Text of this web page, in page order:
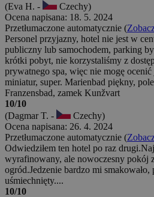
(Eva H. -
Czechy)
Ocena napisana: 18. 5. 2024
Przetłumaczone automatycznie (
Personel przyjazny, hotel nie jest w
publiczny lub samochodem, parking
krótki pobyt, nie korzystaliśmy z
prywatnego spa, więc nie mogę
miniatur, super. Marienbad piękny,
Franzensbad, zamek Kunžvart
10/10
(Dagmar T. -
Czechy)
Ocena napisana: 26. 4. 2024
Przetłumaczone automatycznie (
Odwiedziłem ten hotel po raz
wyrafinowany, ale nowoczesny pokój
ogród.Jedzenie bardzo mi smakowało,
uśmiechnięty....
10/10